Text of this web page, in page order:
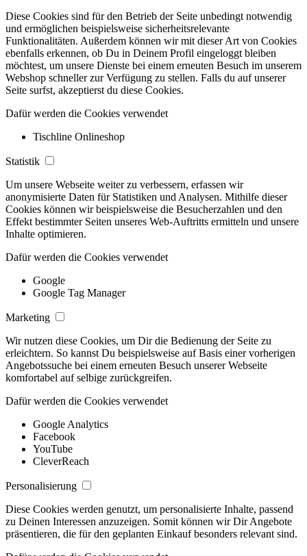
Diese Cookies sind für den Betrieb der Seite unbedingt notwendig
und ermöglichen beispielsweise sicherheitsrelevante
Funktionalitäten. Außerdem können wir mit dieser Art von Cookies
ebenfalls erkennen, ob Du in Deinem Profil eingeloggt bleiben
möchtest, um unsere Dienste bei einem erneuten Besuch im unserem
Webshop schneller zur Verfügung zu stellen. Falls du auf unserer
Seite surfst, akzeptierst du diese Cookies.
Dafür werden die Cookies verwendet
Tischline Onlineshop
Statistik
Um unsere Webseite weiter zu verbessern, erfassen wir
anonymisierte Daten für Statistiken und Analysen. Mithilfe dieser
Cookies können wir beispielsweise die Besucherzahlen und den
Effekt bestimmter Seiten unseres Web-Auftritts ermitteln und unsere
Inhalte optimieren.
Dafür werden die Cookies verwendet
Google
Google Tag Manager
Marketing
Wir nutzen diese Cookies, um Dir die Bedienung der Seite zu
erleichtern. So kannst Du beispielsweise auf Basis einer vorherigen
Angebotssuche bei einem erneuten Besuch unserer Webseite
komfortabel auf selbige zurückgreifen.
Dafür werden die Cookies verwendet
Google Analytics
Facebook
YouTube
CleverReach
Personalisierung
Diese Cookies werden genutzt, um personalisierte Inhalte, passend
zu Deinen Interessen anzuzeigen. Somit können wir Dir Angebote
präsentieren, die für den geplanten Einkauf besonders relevant sind.